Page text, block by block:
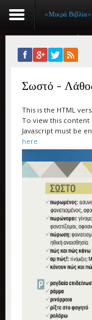
Αρχική
Βιογραφικό
Συγγραφικό έργο
Εργασίες
Ιστορίες Επιτυχίας
Επιτυχόντες
Διακρίσεις
«Μικρά Βιβλία»
Ο χώρος μας
«Μικρά Βιβλία»
Σωστό -
This is the HTML
To view this content
Javascript must be
here